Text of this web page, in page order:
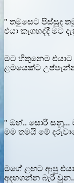
" තමුසෙට පිස්සුද
එයා කෑගහද්දී මට
මට හිතුනෙම
ළමයෙක්ට
" ඔහ්.. සොරි සනූ...
මම තමයි මේ
මගේ ළඟට ආපු
අදහගන්න බැරි වුන..